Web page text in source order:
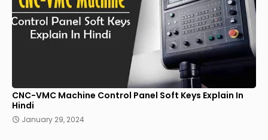
CNC-VMC Machine Control Panel Soft Keys Explain In
Hindi
January 29, 2024